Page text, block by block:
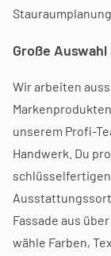
Stauraumplanung.
Große
Wir arbeiten
unserem Profi-
Handwerk. Du
Fassade aus
wähle Farben,